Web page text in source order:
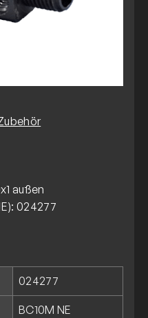
außen
024277
024277
BC10M NE